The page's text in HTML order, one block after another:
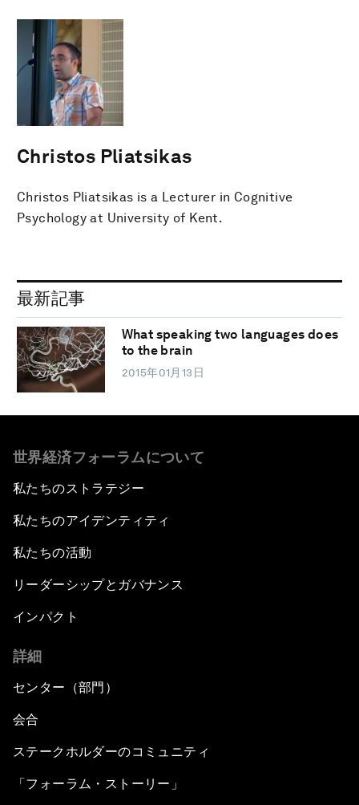
Christos Pliatsikas
Christos Pliatsikas is a Lecturer in Cognitive
Psychology at University of Kent.
最新記事
What speaking two languages does
to the brain
2015年01月13日
世界経済フォーラムについて
私たちのストラテジー
私たちのアイデンティティ
私たちの活動
リーダーシップとガバナンス
インパクト
詳細
センター（部門）
会合
ステークホルダーのコミュニティ
「フォーラム・ストーリー」